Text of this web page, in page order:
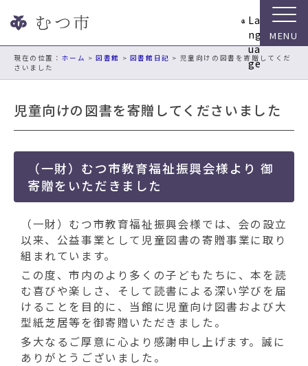
ビ
La
ng
ua
ge
現在の位置： ホーム >図書館 > 図書館日記 > 児童向けの図書を寄贈してくだ
さいました
児童向けの図書を寄贈してくださいました
（一財）むつ市教育福祉振興会様より 御
寄贈をいただきました
（一財）むつ市教育福祉振興会様では、会の設立
以来、公益事業として児童図書の寄贈事業に取り
組まれています。
この度、市内のより多くの子どもたちに、本を読
む喜びや楽しさ、そして読書による深い学びを届
けることを目的に、当館に児童向け図書および大
型紙芝居等を御寄贈いただきました。
多大なるご厚意に心より感謝申し上げます。誠に
ありがとうございました。